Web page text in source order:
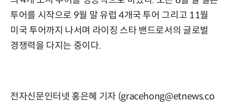
투어를 시작으로 9월 말 유럽 4개국 투어 그리고 11월
미국 투어까지 나서며 라이징 스타 밴드로서의 글로벌
경쟁력을 다지는 중이다.
전자신문인터넷 홍은혜 기자 (gracehong@etnews.co